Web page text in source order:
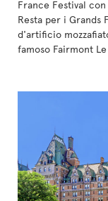
France Festival
Resta per i Grands
d'artificio
famoso Fairmont